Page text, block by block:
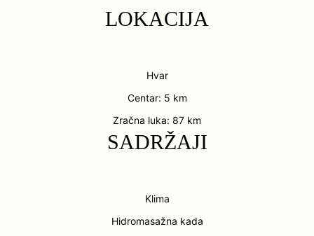
LOKACIJA
Hvar
Centar: 5 km
Zračna luka: 87 km
SADRŽAJI
Klima
Hidromasažna kada